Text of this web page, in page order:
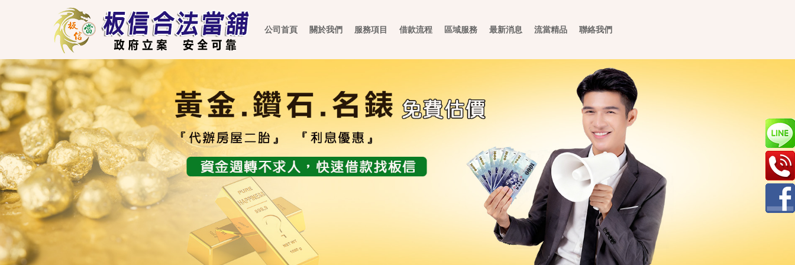
公司首頁 關於我們 服務項目 借款流程 區域服務 最新消息 流當精品 聯絡我們